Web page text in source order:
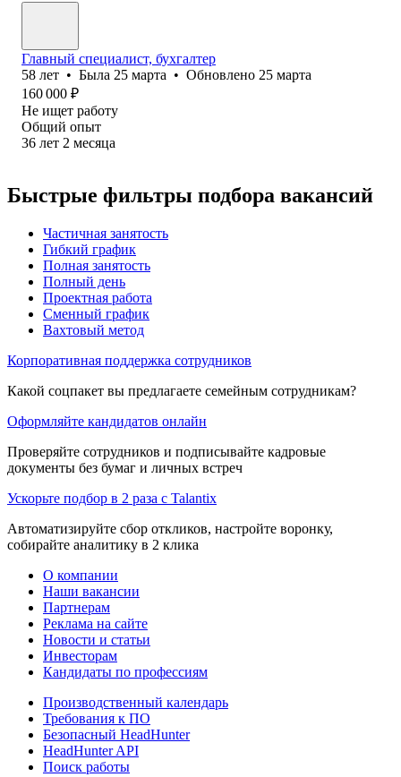
Главный специалист, бухгалтер
58 лет • Была 25 марта • Обновлено 25 марта
160 000 ₽
Не ищет работу
Общий опыт
36 лет 2 месяца
Быстрые фильтры подбора вакансий
Частичная занятость
Гибкий график
Полная занятость
Полный день
Проектная работа
Сменный график
Вахтовый метод
Корпоративная поддержка сотрудников
Какой соцпакет вы предлагаете семейным сотрудникам?
Оформляйте кандидатов онлайн
Проверяйте сотрудников и подписывайте кадровые
документы без бумаг и личных встреч
Ускорьте подбор в 2 раза с Talantix
Автоматизируйте сбор откликов, настройте воронку,
собирайте аналитику в 2 клика
О компании
Наши вакансии
Партнерам
Реклама на сайте
Новости и статьи
Инвесторам
Кандидаты по профессиям
Производственный календарь
Требования к ПО
Безопасный HeadHunter
HeadHunter API
Поиск работы